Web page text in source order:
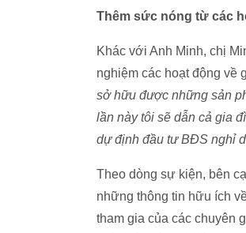
Thêm sức nóng từ các
Khác với Anh Minh, chị
nghiệm các hoạt động về
sở hữu được những sản
lần này tôi sẽ dẫn cả gia
dự định đầu tư BĐS nghỉ
Theo dòng sự kiện, bên
những thông tin hữu ích
tham gia của các chuyên